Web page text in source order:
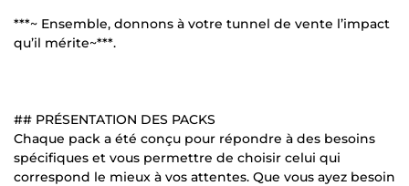
***~ Ensemble, donnons à votre tunnel de vente l’impact
qu’il mérite~***.
## PRÉSENTATION DES PACKS
Chaque pack a été conçu pour répondre à des besoins
spécifiques et vous permettre de choisir celui qui
correspond le mieux à vos attentes. Que vous ayez besoin